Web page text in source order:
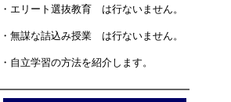
・エリート選抜教育 は行ないません。
・無謀な詰込み授業 は行ないません。
・自立学習の方法を紹介します。